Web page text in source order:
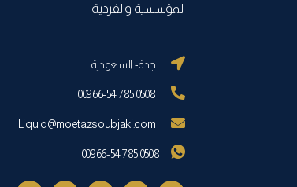
المؤسسية والفردية
جدة- السعودية
00966-54 785 0508
Liquid@moetazsoubjaki.com
00966-54 785 0508